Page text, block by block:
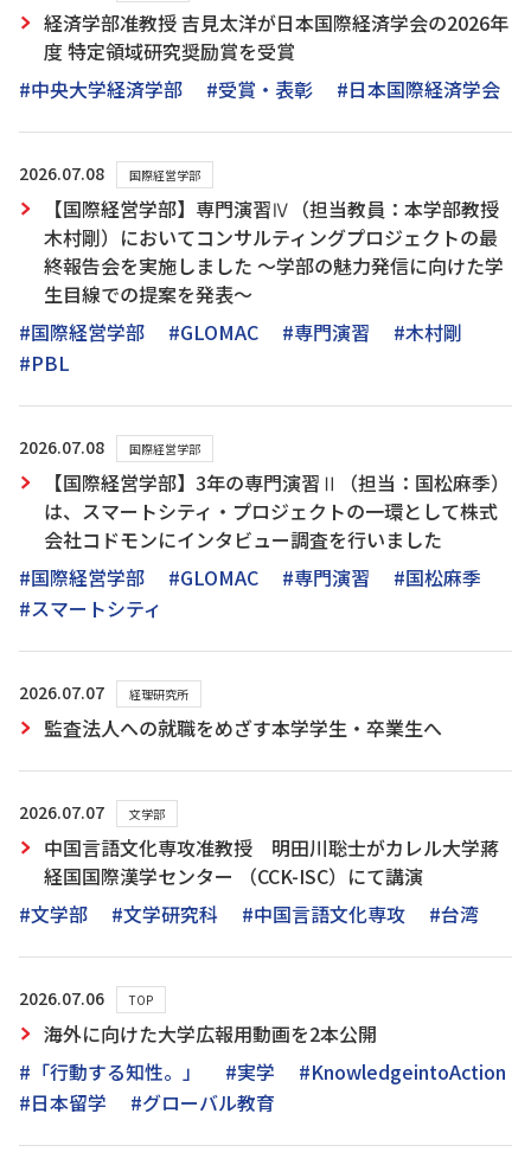
経済学部准教授 吉見太洋が日本国際経済学会の2026年
度 特定領域研究奨励賞を受賞
#中央大学経済学部
#受賞・表彰 #日本国際経済学会
2026.07.08 国際経営学部
【国際経営学部】専門演習Ⅳ（担当教員：本学部教授
木村剛）においてコンサルティングプロジェクトの最
終報告会を実施しました ～学部の魅力発信に向けた学
生目線での提案を発表～
#国際経営学部
#GLOMAC #専門演習
#木村剛
#PBL
2026.07.08 国際経営学部
【国際経営学部】3年の専門演習Ⅱ（担当：国松麻季）
は、スマートシティ・プロジェクトの一環として株式
会社コドモンにインタビュー調査を行いました
#国際経営学部
#GLOMAC #専門演習
#国松麻季
#スマートシティ
2026.07.07 経理研究所
監査法人への就職をめざす本学学生・卒業生へ
2026.07.07 文学部
中国言語文化専攻准教授 明田川聡士がカレル大学蔣
経国国際漢学センター （CCK-ISC）にて講演
#文学部
#文学研究科 #中国言語文化専攻 #台湾
2026.07.06 TOP
海外に向けた大学広報用動画を2本公開
#「行動する知性。」
#実学
#KnowledgeintoAction
#日本留学
#グローバル教育